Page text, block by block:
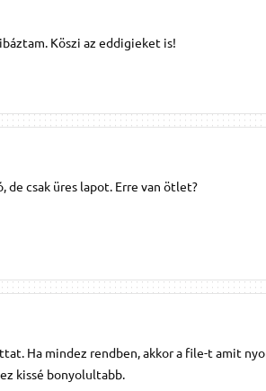
Köszi az eddigieket is!
csak üres lapot. Erre van ötlet?
Ha mindez rendben, akkor a file-t amit
kissé bonyolultabb.